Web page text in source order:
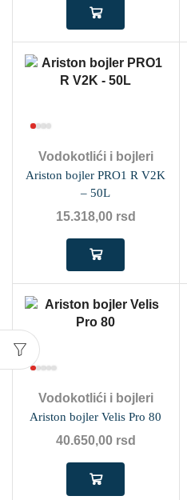
Vodokotlići i bojleri
Ariston bojler PRO1 R V2K
– 50L
15.318,00 rsd
Vodokotlići i bojleri
Ariston bojler Velis Pro 80
40.650,00 rsd